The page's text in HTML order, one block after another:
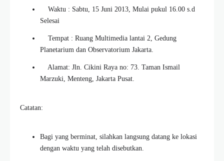
Waktu : Sabtu, 15 Juni 2013, Mulai pukul 16.00 s.d
Selesai
Tempat : Ruang Multimedia lantai 2, Gedung
Planetarium dan Observatorium Jakarta.
Alamat: Jln. Cikini Raya no: 73. Taman Ismail
Marzuki, Menteng, Jakarta Pusat.
Catatan:
Bagi yang berminat, silahkan langsung datang ke lokasi
dengan waktu yang telah disebutkan.